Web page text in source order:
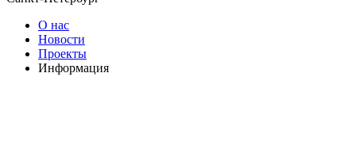
О нас
Новости
Проекты
Информация